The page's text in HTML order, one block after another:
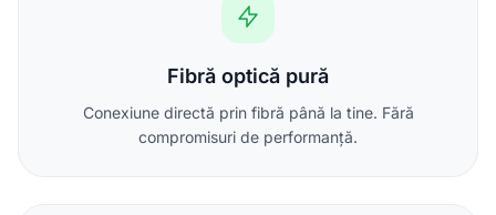
Fibră optică pură
Conexiune directă prin fibră până la tine. Fără
compromisuri de performanță.